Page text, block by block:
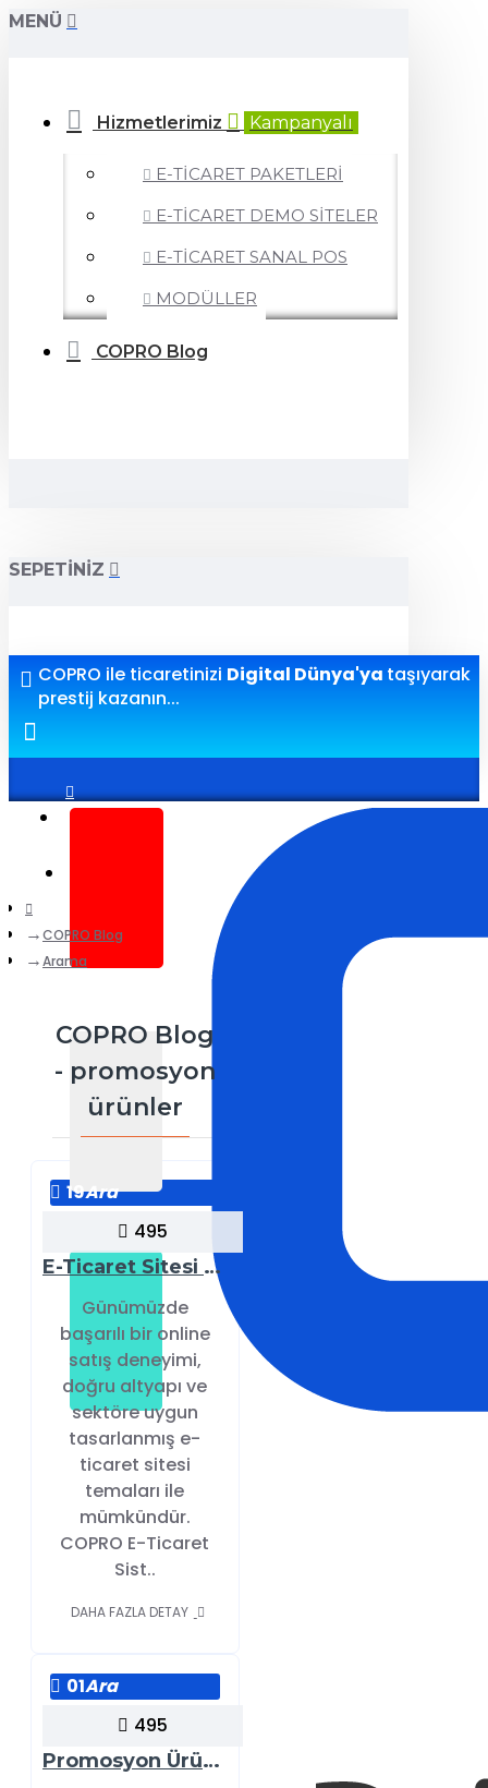
MENÜ
Hizmetlerimiz Kampanyalı
E-TİCARET PAKETLERİ
E-TİCARET DEMO SİTELER
E-TİCARET SANAL POS
MODÜLLER
COPRO Blog
SEPETINIZ
COPRO ile ticaretinizi Digital Dünya'ya taşıyarak
prestij kazanın...
Giriş yap
COPRO Blog
Arama
COPRO Blog
- promosyon
ürünler
19Ara
495
E-Ticaret Sitesi Temaları
Günümüzde
başarılı bir online
satış deneyimi,
doğru altyapı ve
sektöre uygun
tasarlanmış e-
ticaret sitesi
temaları ile
mümkündür.
COPRO E-Ticaret
Sist..
DAHA FAZLA DETAY
01Ara
495
Promosyon Ürünler E-Ticaret Sitesi: COPRO ile Kolay Yönetim ve Yüksek Satış